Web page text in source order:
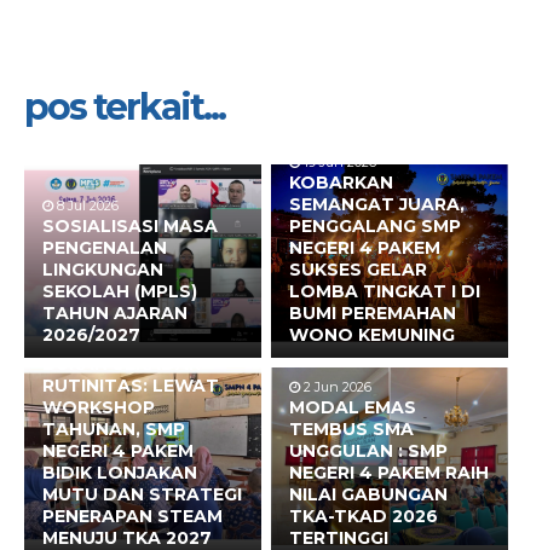
pos terkait...
8 Jul 2026
SOSIALISASI MASA
PENGENALAN
LINGKUNGAN
SEKOLAH (MPLS)
TAHUN AJARAN
2026/2027
19 Jun 2026
KOBARKAN
SEMANGAT JUARA,
PENGGALANG SMP
NEGERI 4 PAKEM
SUKSES GELAR
LOMBA TINGKAT I DI
BUMI PEREMAHAN
WONO KEMUNING
17 Jun 2026
BUKAN SEKADAR
RUTINITAS: LEWAT
WORKSHOP
TAHUNAN, SMP
NEGERI 4 PAKEM
BIDIK LONJAKAN
MUTU DAN STRATEGI
PENERAPAN STEAM
MENUJU TKA 2027
2 Jun 2026
MODAL EMAS
TEMBUS SMA
UNGGULAN : SMP
NEGERI 4 PAKEM RAIH
NILAI GABUNGAN
TKA-TKAD 2026
TERTINGGI